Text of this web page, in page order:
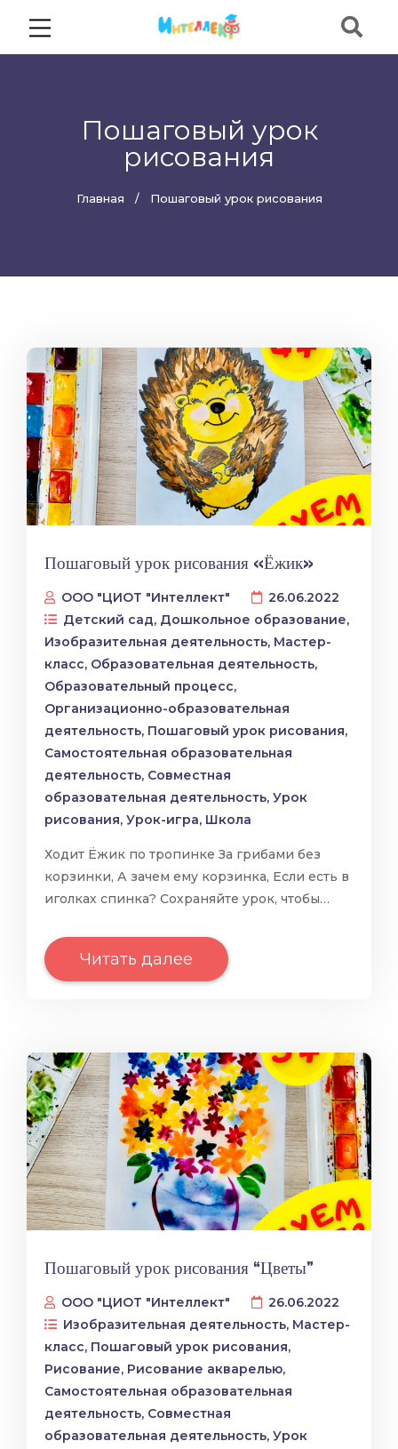
Пошаговый урок
рисования
Главная Пошаговый урок рисования
Пошаговый урок рисования «Ёжик»
ООО "ЦИОТ "Интеллект"
26.06.2022
Детский сад, Дошкольное образование,
Изобразительная деятельность, Мастер-
класс, Образовательная деятельность,
Образовательный процесс,
Организационно-образовательная
деятельность, Пошаговый урок рисования,
Самостоятельная образовательная
деятельность, Совместная
образовательная деятельность, Урок
рисования, Урок-игра, Школа
Ходит Ёжик по тропинке За грибами без
корзинки, А зачем ему корзинка, Если есть в
иголках спинка? Сохраняйте урок, чтобы…
Читать далее
Пошаговый урок рисования “Цветы”
ООО "ЦИОТ "Интеллект"
26.06.2022
Изобразительная деятельность, Мастер-
класс, Пошаговый урок рисования,
Рисование, Рисование акварелью,
Самостоятельная образовательная
деятельность, Совместная
образовательная деятельность, Урок